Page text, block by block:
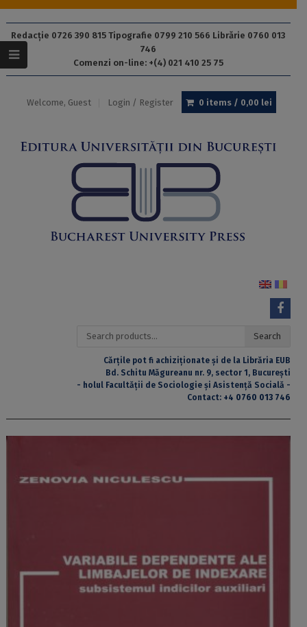
Redacție 0726 390 815 Tipografie 0799 210 566 Librărie 0760 013
746
Comenzi on-line: +(4) 021 410 25 75
Welcome, Guest Login / Register 0 items / 0,00 lei
Search
Search
Cărțile pot fi achiziționate și de la Librăria EUB
Bd. Schitu Măgureanu nr. 9, sector 1, București
- holul Facultății de Sociologie și Asistență Socială -
Contact: +4 0760 013 746